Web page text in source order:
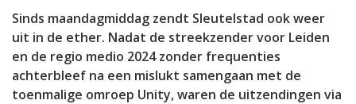
Sinds maandagmiddag zendt Sleutelstad ook weer
uit in de ether. Nadat de streekzender voor Leiden
en de regio medio 2024 zonder frequenties
achterbleef na een mislukt samengaan met de
toenmalige omroep Unity, waren de uitzendingen via